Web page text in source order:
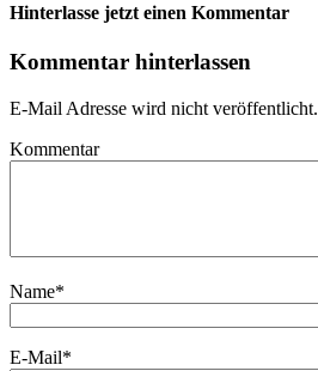
Hinterlasse jetzt einen Kommentar
Kommentar hinterlassen
E-Mail Adresse wird nicht veröffentlicht.
Kommentar
Name*
E-Mail*